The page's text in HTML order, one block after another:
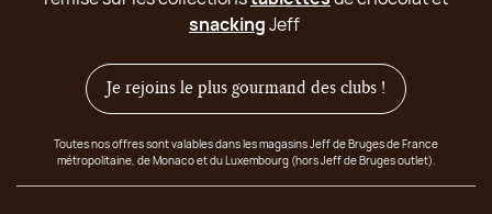
snackingJeff
Je rejoins le plus gourmand des clubs !
Toutes nos offres sont valables dans les magasins Jeff de Bruges de France
métropolitaine, de Monaco et du Luxembourg (hors Jeff de Bruges outlet).